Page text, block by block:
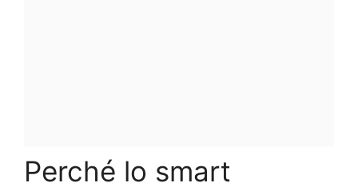
Perché lo smart